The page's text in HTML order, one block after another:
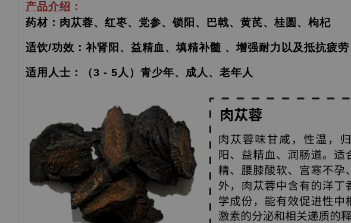
产品介绍 ：
药材：肉苁蓉、红枣、党参、锁阳、巴戟、黄芪、桂圆、枸杞
适饮/功效：补肾阳、益精血、填精补髓 、增强耐力以及抵抗疲劳
适用人士：（3 - 5人）青少年、成人、老年人